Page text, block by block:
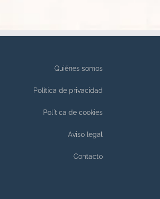
Quiénes somos
Política de privacidad
Política de cookies
Aviso legal
Contacto